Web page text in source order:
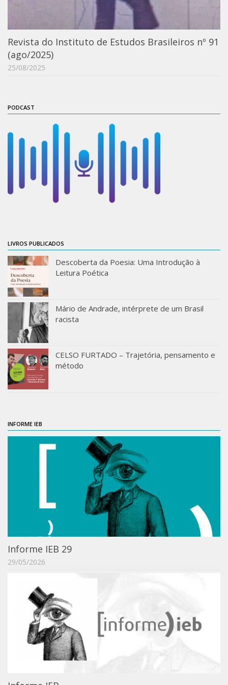
Catálogo on-line
Exposições Passadas
Aquisição de Acervo
Educativo
Reprodução
Extroversão
Projeto Brasil-África
Projeto Brasil Ciência
Dicionários
Portais
Educação em Fronteiras
Ver – Anita Malfatti
Novos Projetos
Manuel Correia de Andrade
Graduação
2° semestre
Sobre a Pós
Ingresso – Processo Seletivo
Regulamentos
Matrícula
Auxílio Financeiro
Exame de Qualificação
Depósito da Dissertação
Dissertação Corrigida
Revista do Instituto de Estudos Brasileiros nº 91
(ago/2025)
25/08/2025
PODCAST
LIVROS PUBLICADOS
Descoberta da Poesia: Uma Introdução à
Leitura Poética
Mário de Andrade, intérprete de um Brasil
racista
CELSO FURTADO – Trajetória, pensamento e
método
INFORME IEB
Informe IEB 29
29/05/2026